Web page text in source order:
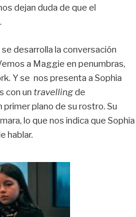
dejan duda de que el
desarrolla la conversación
a Maggie en penumbras,
Y se nos presenta a Sophia
con un travellingde
plano de su rostro. Su
lo que nos indica que Sophia
hablar.